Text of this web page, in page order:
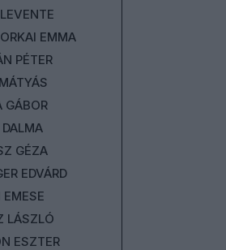
EMMA
PÉTER
GÁBOR
GÉZA
EDVÁRD
LÁSZLÓ
ESZTER